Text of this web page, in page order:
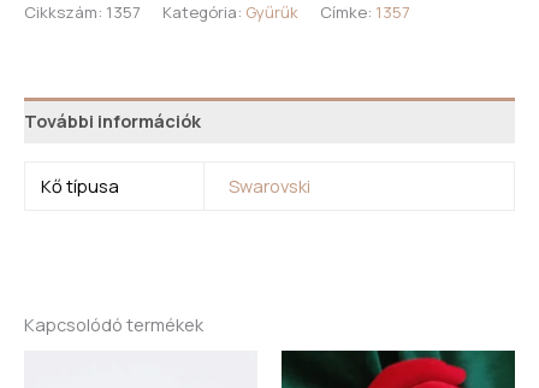
Cikkszám: 1357 Kategória: Gyűrűk Címke: 1357
További információk
Kő típusa Swarovski
Kapcsolódó termékek